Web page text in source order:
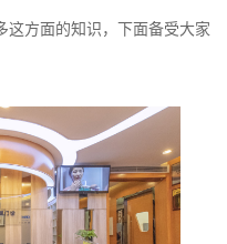
这方面的知识，下面备受大家